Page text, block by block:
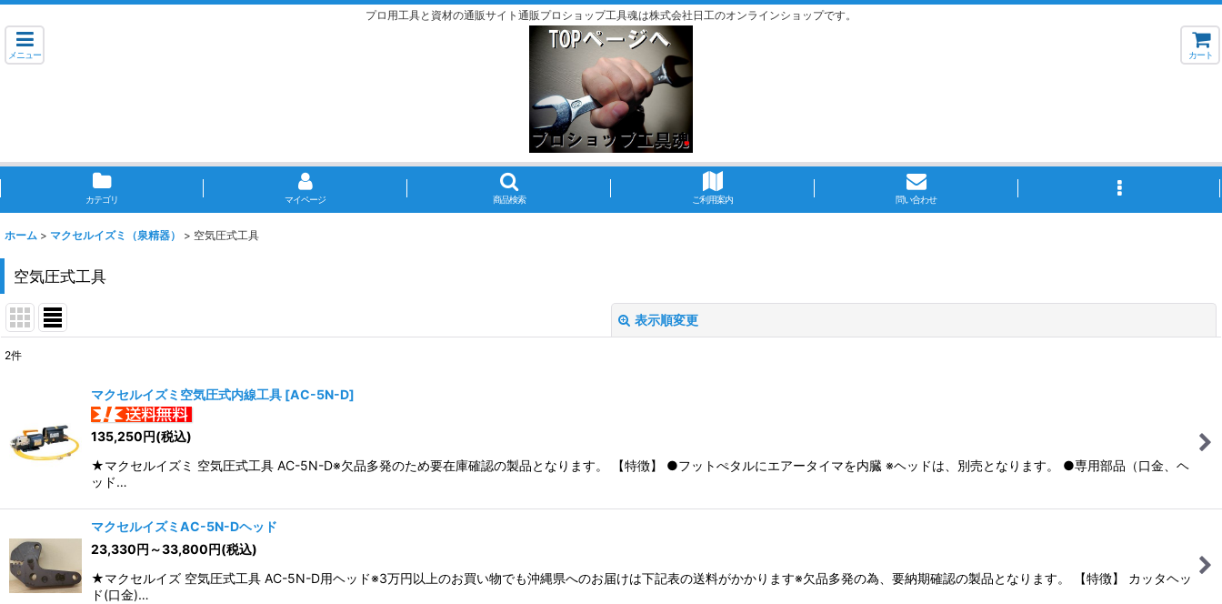
プロ用工具と資材の通販サイト通販プロショップ工具魂は株式会社日工のオンラインショップです。
メニュー カート
カテゴリ マイページ 商品検索 ご利用案内 問い合わせ
ホーム > マクセルイズミ（泉精器） > 空気圧式工具
空気圧式工具
表示順変更
並び順:
絞り込む
2件
マクセルイズミ空気圧式内線工具 [AC-5N-D]
135,250円(税込)
★マクセルイズミ 空気圧式工具 AC-5N-D※欠品多発のため要在庫確認の製品となります。 【特徴】 ●フットぺタルにエアータイマを内臓 ※ヘッドは、別売となります。 ●専用部品（口金、ヘ
ッド…
マクセルイズミAC-5N-Dヘッド
23,330円 ～33,800円(税込)
★マクセルイズ 空気圧式工具 AC-5N-D用ヘッド※3万円以上のお買い物でも沖縄県へのお届けは下記表の送料がかかります※欠品多発の為、要納期確認の製品となります。 【特徴】 カッタヘッ
ド(口金)…